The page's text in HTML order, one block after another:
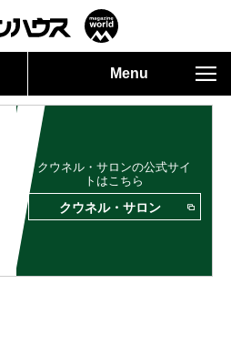
Menu
クウネル・サロンの公式サイ
トはこちら
クウネル・サロン